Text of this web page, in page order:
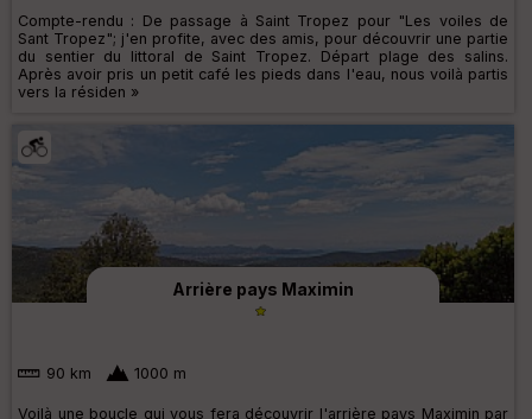
Compte-rendu : De passage à Saint Tropez pour "Les voiles de
Sant Tropez"; j'en profite, avec des amis, pour découvrir une partie
du sentier du littoral de Saint Tropez. Départ plage des salins.
Après avoir pris un petit café les pieds dans l'eau, nous voilà partis
vers la résiden »
Arrière pays Maximin
90 km 1000 m
Voilà une boucle qui vous fera découvrir l'arrière pays Maximin par